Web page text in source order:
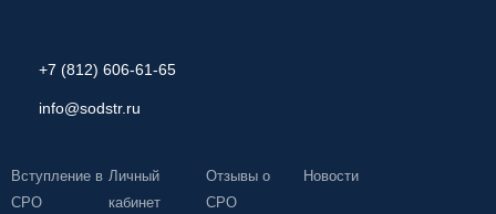
+7 (812) 606-61-65
info@sodstr.ru
Вступление в
СРО
Личный
кабинет
Отзывы о
СРО
Новости